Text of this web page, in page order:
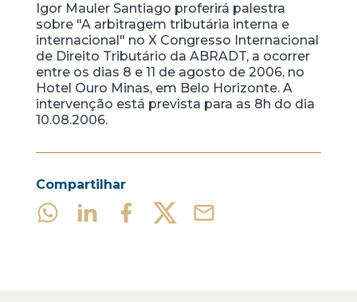
Igor Mauler Santiago proferirá palestra
sobre "A arbitragem tributária interna e
internacional" no X Congresso Internacional
de Direito Tributário da ABRADT, a ocorrer
entre os dias 8 e 11 de agosto de 2006, no
Hotel Ouro Minas, em Belo Horizonte. A
intervenção está prevista para as 8h do dia
10.08.2006.
Compartilhar